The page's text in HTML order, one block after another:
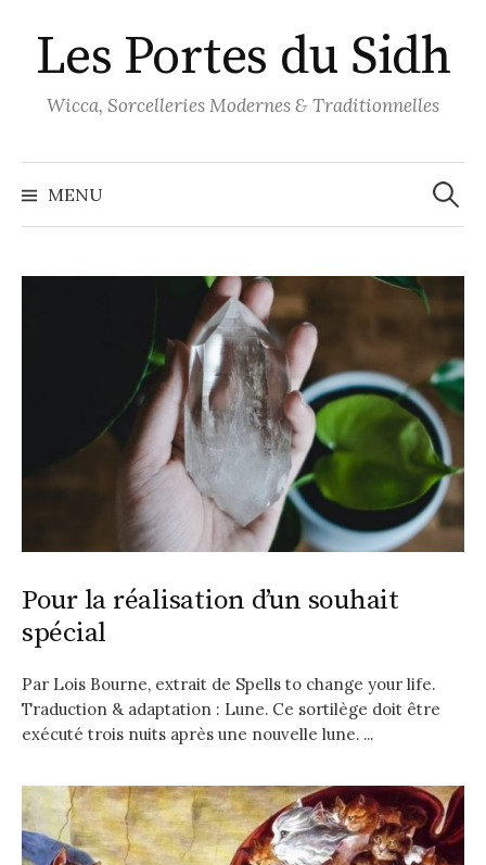
au
contenu
Les Portes du Sidh
Wicca, Sorcelleries Modernes & Traditionnelles
MENU
Pour la réalisation d’un souhait
spécial
Par Lois Bourne, extrait de Spells to change your life.
Traduction & adaptation : Lune. Ce sortilège doit être
exécuté trois nuits après une nouvelle lune. ...